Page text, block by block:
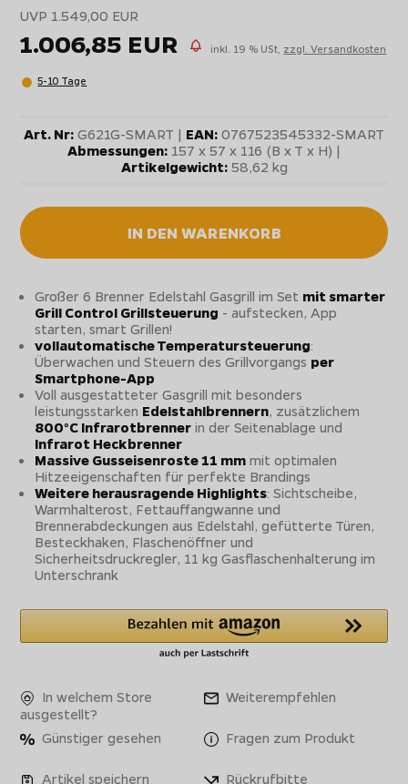
UVP 1.549,00 EUR
1.006,85 EUR inkl. 19 % USt, zzgl. Versandkosten
5-10 Tage
Art. Nr: G621G-SMART | EAN: 0767523545332-SMART
Abmessungen: 157 x 57 x 116 (B x T x H) |
Artikelgewicht:58,62 kg
IN DEN WARENKORB
Großer 6 Brenner Edelstahl Gasgrill im Set mit smarter
Grill Control Grillsteuerung - aufstecken, App
starten, smart Grillen!
vollautomatische Temperatursteuerung:
Überwachen und Steuern des Grillvorgangs per
Smartphone-App
Voll ausgestatteter Gasgrill mit besonders
leistungsstarken Edelstahlbrennern, zusätzlichem
800°C Infrarotbrenner in der Seitenablage und
Infrarot Heckbrenner
Massive Gusseisenroste 11 mm mit optimalen
Hitzeeigenschaften für perfekte Brandings
Weitere herausragende Highlights: Sichtscheibe,
Warmhalterost, Fettauffangwanne und
Brennerabdeckungen aus Edelstahl, gefütterte Türen,
Besteckhaken, Flaschenöffner und
Sicherheitsdruckregler, 11 kg Gasflaschenhalterung im
Unterschrank
In welchem Store
ausgestellt?
Weiterempfehlen
Günstiger gesehen Fragen zum Produkt
Artikel speichern Rückrufbitte